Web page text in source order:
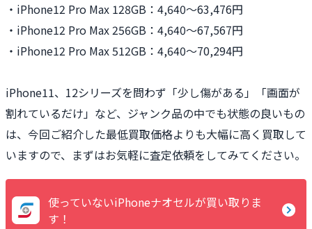
・iPhone12 Pro Max 128GB：4,640〜63,476円
・iPhone12 Pro Max 256GB：4,640〜67,567円
・iPhone12 Pro Max 512GB：4,640〜70,294円
iPhone11、12シリーズを問わず「少し傷がある」「画面が
割れているだけ」など、ジャンク品の中でも状態の良いもの
は、今回ご紹介した最低買取価格よりも大幅に高く買取して
いますので、まずはお気軽に査定依頼をしてみてください。
使っていないiPhoneナオセルが買い取りま
す！